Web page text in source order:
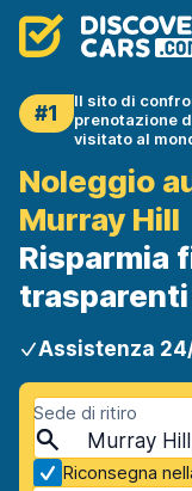
#1
Il sito di
prenotazione
visitato al
Noleggio
Murray Hill
Risparmia
Assistenza
Sede di ritiro
Riconsegna